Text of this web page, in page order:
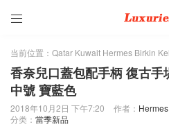

当前位置： Qatar Kuwait Hermes Birkin
香奈兒口蓋包配手柄 復古
中號 寶藍色
2018年10月2日 下午7:20 作者：
分类： 當季新品